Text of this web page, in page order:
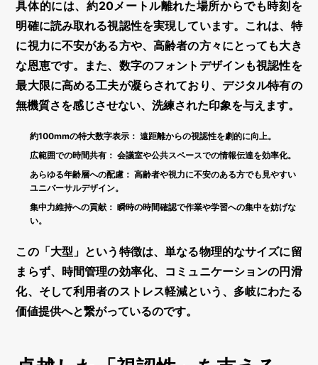
具体的には、約20メートル離れた場所からでも時刻を
明確に読み取れる視認性を実現しています。これは、特
に視力に不安がある方や、高齢者の方々にとっても大き
な恩恵です。また、数字のフォントデザインも視認性を
最大限に高める工夫が凝らされており、デジタル特有の
無機質さを感じさせない、洗練された印象を与えます。
約100mmの特大数字表示： 遠距離からの視認性を劇的に向上。
広範囲での時間共有： 会議室や公共スペースでの情報伝達を効率化。
あらゆる年齢層への配慮： 高齢者や視力に不安のある方でも見やすい
ユニバーサルデザイン。
集中力維持への貢献： 瞬時の時間確認で作業や学習への集中を妨げな
い。
この「大型」という特徴は、単なる物理的なサイズに留
まらず、時間管理の効率化、コミュニケーションの円滑
化、そして利用者のストレス軽減という、多岐にわたる
価値提供へと繋がっているのです。